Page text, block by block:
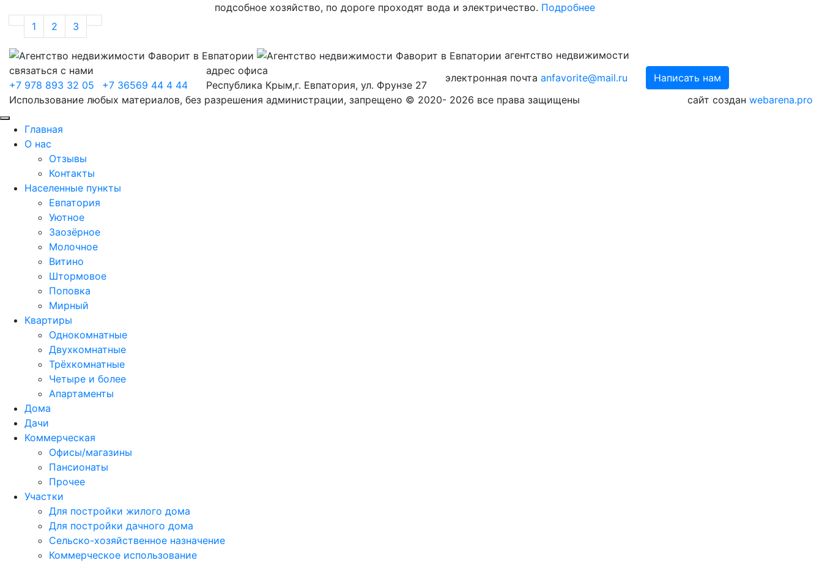
подсобное хозяйство, по дороге проходят вода и электричество. Подробнее
1
2 3
агентство недвижимости
связаться с нами
+7 978 893 32 05
+7 36569 44 4 44
адрес офиса
Республика Крым,г. Евпатория, ул. Фрунзе 27
электронная почта anfavorite@mail.ru
Написать нам
Использование любых материалов, без разрешения администрации, запрещено © 2020- 2026 все права защищены
сайт создан webarena.pro
Главная
О нас
Отзывы
Контакты
Населенные пункты
Евпатория
Уютное
Заозёрное
Молочное
Витино
Штормовое
Поповка
Мирный
Квартиры
Однокомнатные
Двухкомнатные
Трёхкомнатные
Четыре и более
Апартаменты
Дома
Дачи
Коммерческая
Офисы/магазины
Пансионаты
Прочее
Участки
Для постройки жилого дома
Для постройки дачного дома
Сельско-хозяйственное назначение
Коммерческое использование